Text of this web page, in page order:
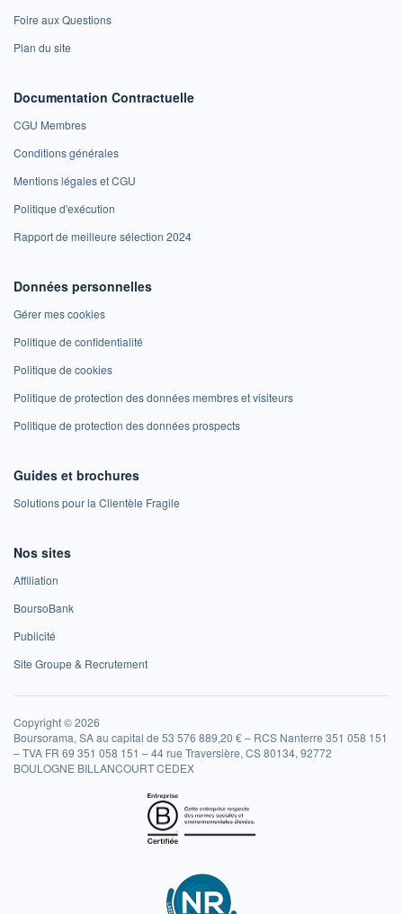
Foire aux Questions
Plan du site
Documentation Contractuelle
CGU Membres
Conditions générales
Mentions légales et CGU
Politique d'exécution
Rapport de meilleure sélection 2024
Données personnelles
Gérer mes cookies
Politique de confidentialité
Politique de cookies
Politique de protection des données membres et visiteurs
Politique de protection des données prospects
Guides et brochures
Solutions pour la Clientèle Fragile
Nos sites
Affiliation
BoursoBank
Publicité
Site Groupe & Recrutement
Copyright © 2026
Boursorama, SA au capital de 53 576 889,20 € – RCS Nanterre 351 058 151
– TVA FR 69 351 058 151 – 44 rue Traversière, CS 80134, 92772
BOULOGNE BILLANCOURT CEDEX